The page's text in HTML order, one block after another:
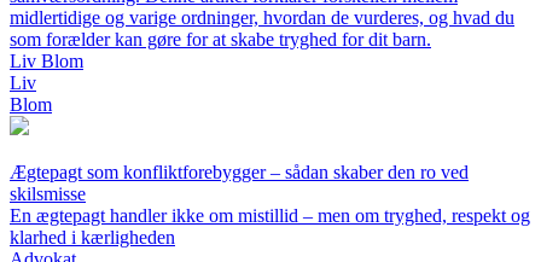
midlertidige og varige ordninger, hvordan de vurderes, og hvad du
som forælder kan gøre for at skabe tryghed for dit barn.
Liv Blom
Liv
Blom
Ægtepagt som konfliktforebygger – sådan skaber den ro ved
skilsmisse
En ægtepagt handler ikke om mistillid – men om tryghed, respekt og
klarhed i kærligheden